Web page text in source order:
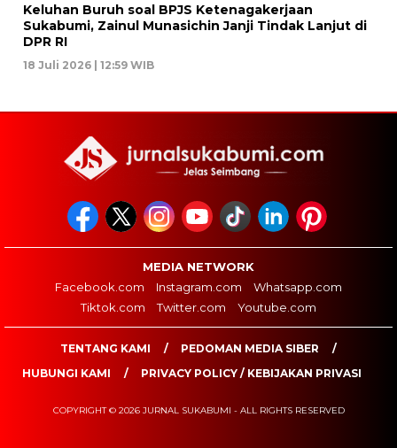
Keluhan Buruh soal BPJS Ketenagakerjaan
Sukabumi, Zainul Munasichin Janji Tindak Lanjut di
DPR RI
18 Juli 2026 | 12:59 WIB
MEDIA NETWORK
Facebook.com
Instagram.com
Whatsapp.com
Tiktok.com
Twitter.com Youtube.com
TENTANG KAMI
PEDOMAN MEDIA SIBER
HUBUNGI KAMI
PRIVACY POLICY / KEBIJAKAN PRIVASI
COPYRIGHT © 2026 JURNAL SUKABUMI - ALL RIGHTS RESERVED